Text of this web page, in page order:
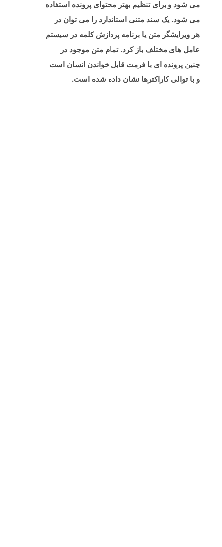
می شود و برای تنظیم بهتر محتوای پرونده استفاده
می شود. یک سند متنی استاندارد را می توان در
هر ویرایشگر متن یا برنامه پردازش کلمه در سیستم
عامل های مختلف باز کرد. تمام متن موجود در
چنین پرونده ای با فرمت قابل خواندن انسان است
و با توالی کاراکترها نشان داده شده است.